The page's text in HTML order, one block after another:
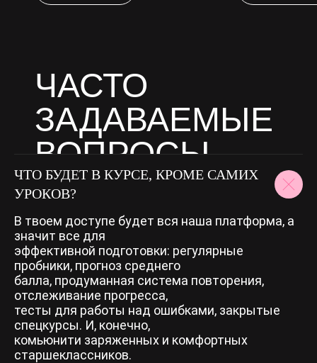
ЧАСТО
ЗАДАВАЕМЫЕ
ВОПРОСЫ
ЧТО БУДЕТ В КУРСЕ, КРОМЕ САМИХ
УРОКОВ?
В твоем доступе будет вся наша платформа, а
значит все для
эффективной подготовки: регулярные
пробники, прогноз среднего
балла, продуманная система повторения,
отслеживание прогресса,
тесты для работы над ошибками, закрытые
спецкурсы. И, конечно,
комьюнити заряженных и комфортных
старшеклассников.